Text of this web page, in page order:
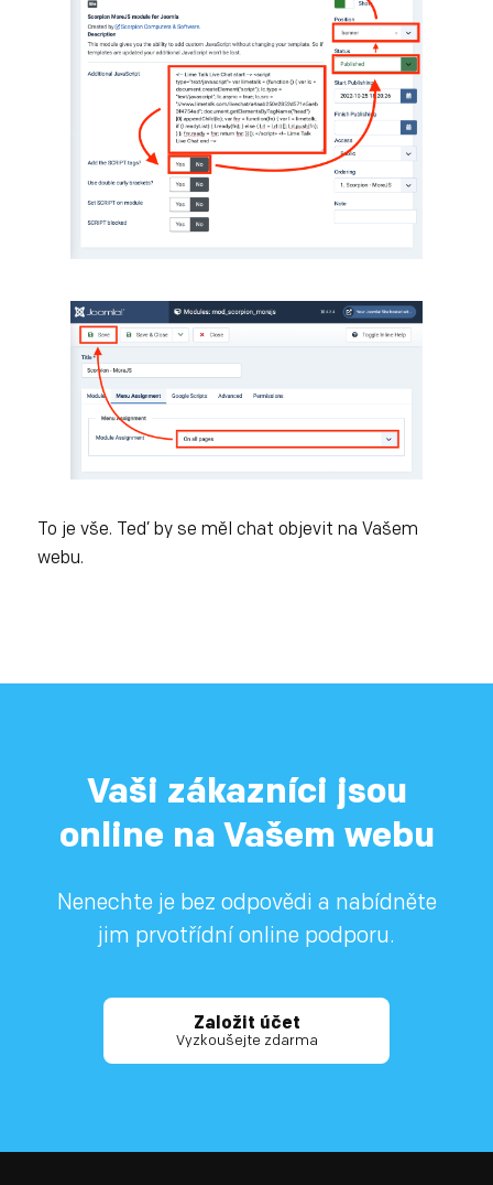
To je vše. Teď by se měl chat objevit na Vašem
webu.
Vaši zákazníci jsou
online na Vašem webu
Nenechte je bez odpovědi a nabídněte
jim prvotřídní online podporu.
Založit účet
Vyzkoušejte zdarma